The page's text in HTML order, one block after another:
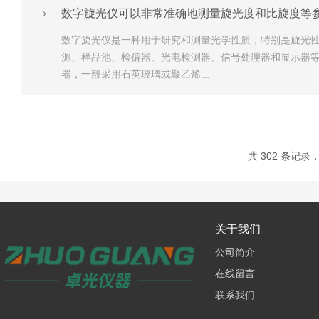
数字旋光仪可以非常准确地测量旋光度和比旋度等
数字旋光仪是一种用于研究和测量光学性质，特别是旋光
源、样品池、检偏器、光电检测器、信号处理器和显示器
器，一般采用石英玻璃或聚乙烯...
共 302 条记录
关于我们
公司简介
在线留言
联系我们